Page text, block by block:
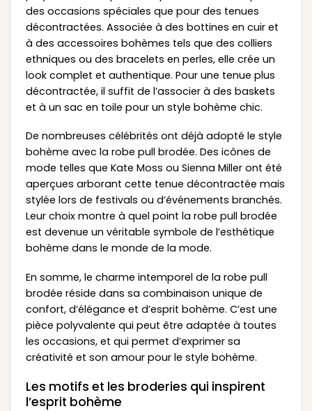
des occasions spéciales que pour des tenues
décontractées. Associée à des bottines en cuir et
à des accessoires bohèmes tels que des colliers
ethniques ou des bracelets en perles, elle crée un
look complet et authentique. Pour une tenue plus
décontractée, il suffit de l’associer à des baskets
et à un sac en toile pour un style bohème chic.
De nombreuses célébrités ont déjà adopté le style
bohème avec la robe pull brodée. Des icônes de
mode telles que Kate Moss ou Sienna Miller ont été
aperçues arborant cette tenue décontractée mais
stylée lors de festivals ou d’événements branchés.
Leur choix montre à quel point la robe pull brodée
est devenue un véritable symbole de l’esthétique
bohème dans le monde de la mode.
En somme, le charme intemporel de la robe pull
brodée réside dans sa combinaison unique de
confort, d’élégance et d’esprit bohème. C’est une
pièce polyvalente qui peut être adaptée à toutes
les occasions, et qui permet d’exprimer sa
créativité et son amour pour le style bohème.
Les motifs et les broderies qui inspirent
l’esprit bohème